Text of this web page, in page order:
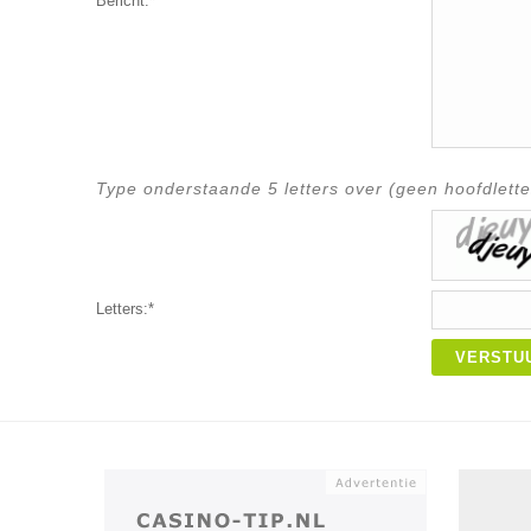
Type onderstaande 5 letters over (geen
Letters:*